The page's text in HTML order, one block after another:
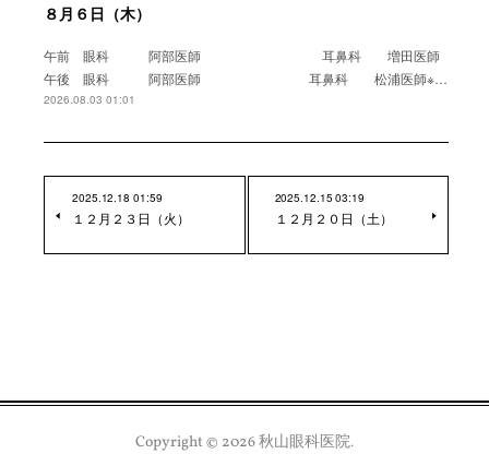
８月６日（木）
午前 眼科 阿部医師 耳鼻科 増田医師
午後 眼科 阿部医師 耳鼻科 松浦医師※…
2026.08.03 01:01
2025.12.18 01:59
１２月２３日（火）
2025.12.15 03:19
１２月２０日（土）
Copyright © 2026秋山眼科医院.